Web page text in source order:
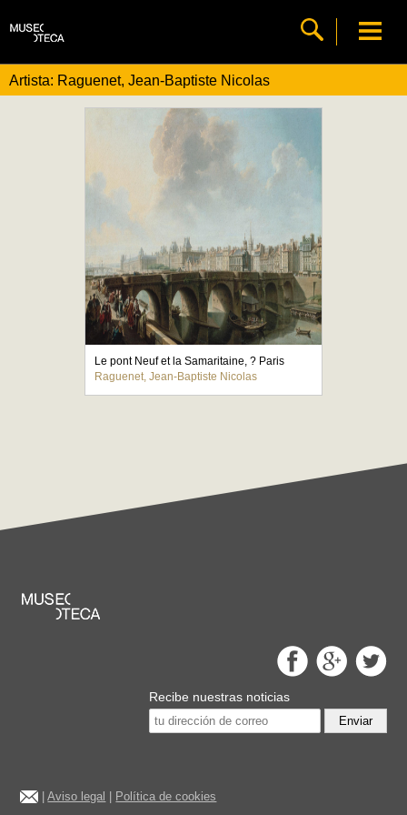
Artista: Raguenet, Jean-Baptiste Nicolas
Le pont Neuf et la Samaritaine, ? Paris
Raguenet, Jean-Baptiste Nicolas
Recibe nuestras noticias
Enviar
|Aviso legal Política de cookies